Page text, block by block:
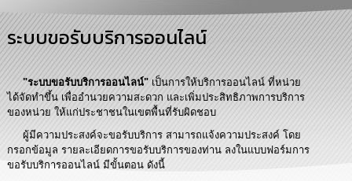
การ
บริหาร
งาน
การ
ส่ง
เสริม
ความ
โปร่งใส
ระบบขอรับบริการออนไลน์
"ระบบขอรับบริการออนไลน์" เป็นการให้บริการออนไลน์ ที่หน่วย
ได้จัดทำขึ้น เพื่ออำนวยความสะดวก และเพิ่มประสิทธิภาพการบริการ
ของหน่วย ให้แก่ประชาชนในเขตพื้นที่รับผิดชอบ
ผู้มีความประสงค์จะขอรับบริการ สามารถแจ้งความประสงค์ โดย
กรอกข้อมูล รายละเอียดการขอรับบริการของท่าน ลงในแบบฟอร์มการ
ขอรับบริการออนไลน์ มีขั้นตอน ดังนี้